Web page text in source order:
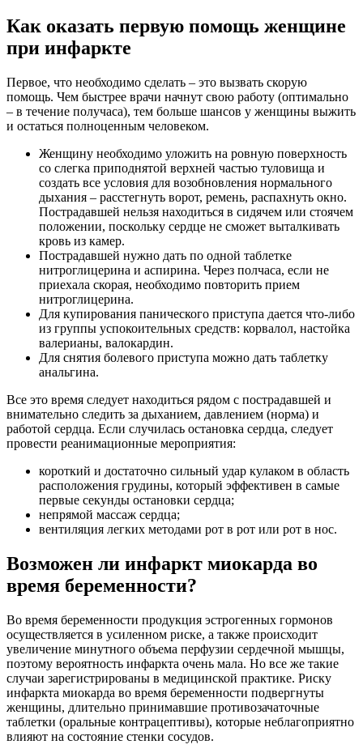
Как оказать первую помощь женщине
при инфаркте
Первое, что необходимо сделать – это вызвать скорую
помощь. Чем быстрее врачи начнут свою работу (оптимально
– в течение получаса), тем больше шансов у женщины выжить
и остаться полноценным человеком.
Женщину необходимо уложить на ровную поверхность
со слегка приподнятой верхней частью туловища и
создать все условия для возобновления нормального
дыхания – расстегнуть ворот, ремень, распахнуть окно.
Пострадавшей нельзя находиться в сидячем или стоячем
положении, поскольку сердце не сможет выталкивать
кровь из камер.
Пострадавшей нужно дать по одной таблетке
нитроглицерина и аспирина. Через полчаса, если не
приехала скорая, необходимо повторить прием
нитроглицерина.
Для купирования панического приступа дается что-либо
из группы успокоительных средств: корвалол, настойка
валерианы, валокардин.
Для снятия болевого приступа можно дать таблетку
анальгина.
Все это время следует находиться рядом с пострадавшей и
внимательно следить за дыханием, давлением (норма) и
работой сердца. Если случилась остановка сердца, следует
провести реанимационные мероприятия:
короткий и достаточно сильный удар кулаком в область
расположения грудины, который эффективен в самые
первые секунды остановки сердца;
непрямой массаж сердца;
вентиляция легких методами рот в рот или рот в нос.
Возможен ли инфаркт миокарда во
время беременности?
Во время беременности продукция эстрогенных гормонов
осуществляется в усиленном риске, а также происходит
увеличение минутного объема перфузии сердечной мышцы,
поэтому вероятность инфаркта очень мала. Но все же такие
случаи зарегистрированы в медицинской практике. Риску
инфаркта миокарда во время беременности подвергнуты
женщины, длительно принимавшие противозачаточные
таблетки (оральные контрацептивы), которые неблагоприятно
влияют на состояние стенки сосудов.